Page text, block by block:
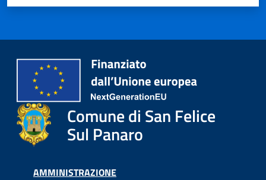
Comune di San Felice
Sul Panaro
AMMINISTRAZIONE